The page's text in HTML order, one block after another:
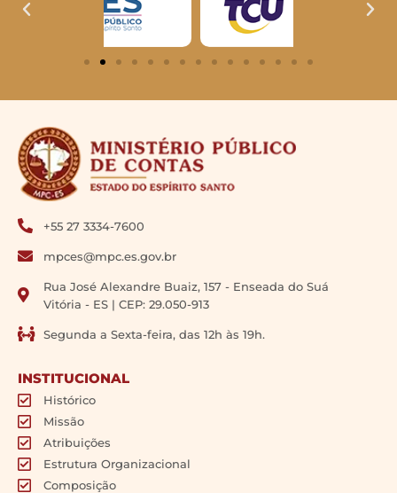
+55 27 3334-7600
mpces@mpc.es.gov.br
Rua José Alexandre Buaiz, 157 - Enseada do Suá
Vitória - ES | CEP: 29.050-913
Segunda a Sexta-feira, das 12h às 19h.
INSTITUCIONAL
Histórico
Missão
Atribuições
Estrutura Organizacional
Composição